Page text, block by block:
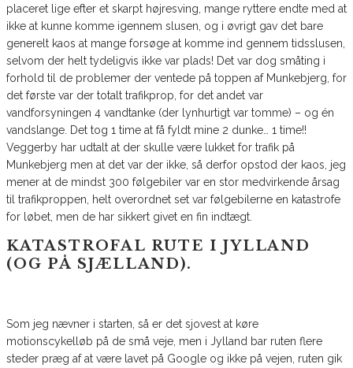
placeret lige efter et skarpt højresving, mange ryttere endte med at
ikke at kunne komme igennem slusen, og i øvrigt gav det bare
generelt kaos at mange forsøge at komme ind gennem tidsslusen,
selvom der helt tydeligvis ikke var plads! Det var dog småting i
forhold til de problemer der ventede på toppen af Munkebjerg, for
det første var der totalt trafikprop, for det andet var
vandforsyningen 4 vandtanke (der lynhurtigt var tomme) – og én
vandslange. Det tog 1 time at få fyldt mine 2 dunke… 1 time!!
Veggerby har udtalt at der skulle være lukket for trafik på
Munkebjerg men at det var der ikke, så derfor opstod der kaos, jeg
mener at de mindst 300 følgebiler var en stor medvirkende årsag
til trafikproppen, helt overordnet set var følgebilerne en katastrofe
for løbet, men de har sikkert givet en fin indtægt.
KATASTROFAL RUTE I JYLLAND
(OG PÅ SJÆLLAND).
Som jeg nævner i starten, så er det sjovest at køre
motionscykelløb på de små veje, men i Jylland bar ruten flere
steder præg af at være lavet på Google og ikke på vejen, ruten gik